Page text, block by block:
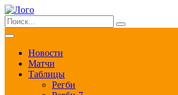
Новости
Матчи
Таблицы
Регби